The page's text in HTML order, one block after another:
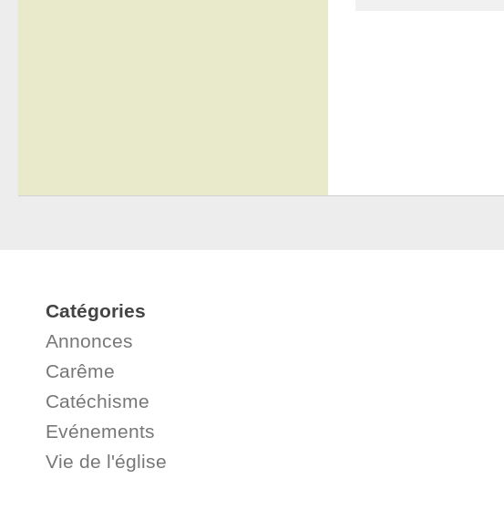
Catégories
Annonces
Carême
Catéchisme
Evénements
Vie de l'église